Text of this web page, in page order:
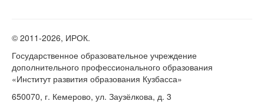
© 2011-2026, ИРОК.
Государственное образовательное учреждение
дополнительного профессионального образования
«Институт развития образования Кузбасса»
650070, г. Кемерово, ул. Заузёлкова, д. 3